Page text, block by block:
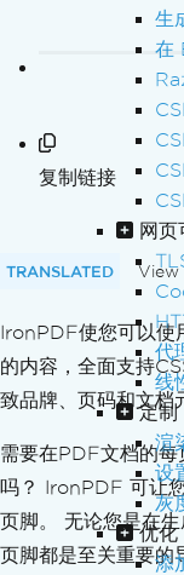
生
在
网页
代
线
定制
渲
设
灰
优化
添
复制链接
TRANSLATED View
IronPDF使您可以使
的内容，全面支持
致品牌、页码和文档
需要在PDF文档的每
吗？ IronPDF 可让
页脚。 无论您是在
页脚都是至关重要的